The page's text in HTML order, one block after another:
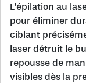
L’épilation au
pour éliminer
ciblant
laser détruit le
repousse de
visibles dès la